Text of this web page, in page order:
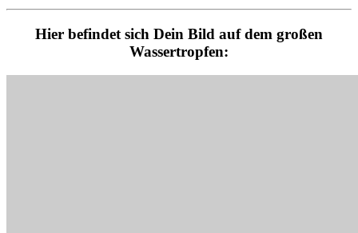
Hier befindet sich Dein Bild auf dem großen
Wassertropfen: